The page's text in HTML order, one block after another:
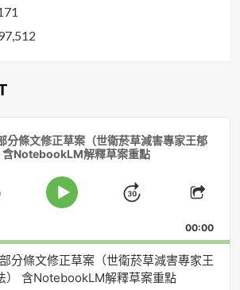
條文修正草案（世衛菸草減害專家王郁
含NotebookLM解釋草案重點
Play
Jump
Forward
Share
00:00
分條文修正草案（世衛菸草減害專家王
） 含NotebookLM解釋草案重點